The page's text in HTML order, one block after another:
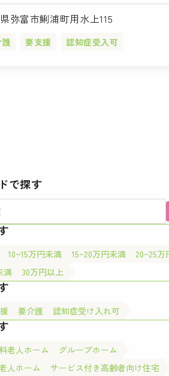
弥富市鯏浦町用水上115
要支援 認知症受入可
で探す
10~15万円未満 15~20万円未満
20~25万
満
30万円以上
要介護 認知症受け入れ可
老人ホーム
グループホーム
人ホーム
サービス付き高齢者向け住宅